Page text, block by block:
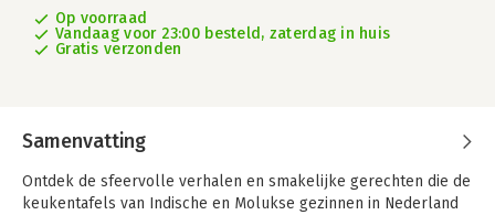
Op voorraad
Vandaag voor 23:00 besteld, zaterdag in huis
Gratis verzonden
Samenvatting
Ontdek de sfeervolle verhalen en smakelijke gerechten die de
keukentafels van Indische en Molukse gezinnen in Nederland